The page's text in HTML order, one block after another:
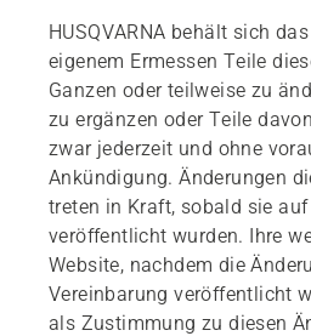
HUSQVARNA behält sich
eigenem Ermessen Teile
Ganzen oder teilweise zu
zu ergänzen oder Teile
zwar jederzeit und ohne
Ankündigung. Änderungen
treten in Kraft, sobald sie
veröffentlicht wurden. Ihre
Website, nachdem die
Vereinbarung veröffentlicht
als Zustimmung zu diesen